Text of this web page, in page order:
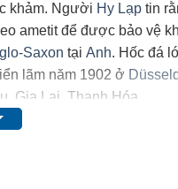
khảm. Người Hy Lạp tin
ametit để được bảo vệ
Saxon tại Anh. Hốc đá
lãm năm 1902 ở
Gia Lai, Thanh Hóa.